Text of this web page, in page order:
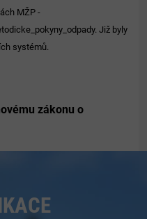
MŽP -
. Již byly
systémů.
zákonu o